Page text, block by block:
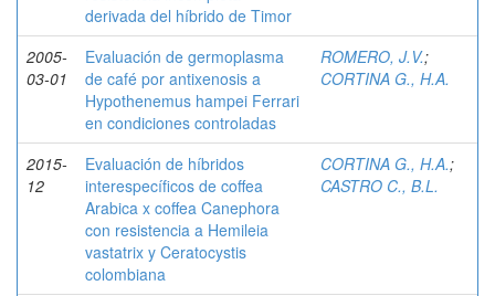
derivada del híbrido de Timor
2005-
03-01
Evaluación de germoplasma
de café por antixenosis a
Hypothenemus hampei Ferrari
en condiciones controladas
ROMERO, J.V.;
CORTINA G., H.A.
2015-
12
Evaluación de híbridos
interespecíficos de coffea
Arabica x coffea Canephora
con resistencia a Hemileia
vastatrix y Ceratocystis
colombiana
CORTINA G., H.A.;
CASTRO C., B.L.